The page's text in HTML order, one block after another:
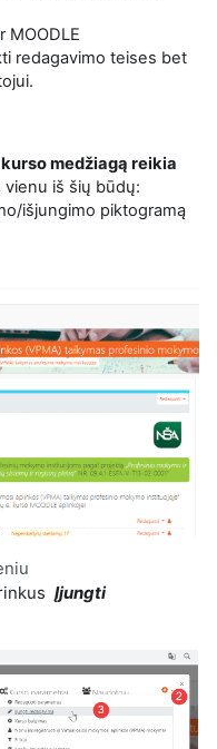
MOODLE
redagavimo teises bet
medžiagą reikia
vienu iš šių būdų:
išjungimo piktogramą
Įjungti